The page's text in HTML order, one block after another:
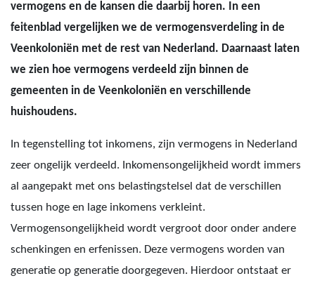
vermogens en de kansen die daarbij horen. In een
feitenblad vergelijken we de vermogensverdeling in de
Veenkoloniën met de rest van Nederland. Daarnaast laten
we zien hoe vermogens verdeeld zijn binnen de
gemeenten in de Veenkoloniën en verschillende
huishoudens.
In tegenstelling tot inkomens, zijn vermogens in Nederland
zeer ongelijk verdeeld. Inkomensongelijkheid wordt immers
al aangepakt met ons belastingstelsel dat de verschillen
tussen hoge en lage inkomens verkleint.
Vermogensongelijkheid wordt vergroot door onder andere
schenkingen en erfenissen. Deze vermogens worden van
generatie op generatie doorgegeven. Hierdoor ontstaat er